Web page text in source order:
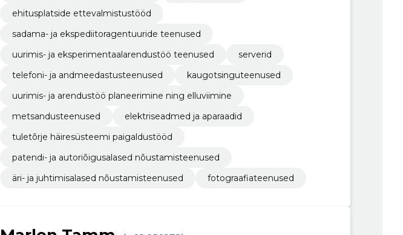
ehitusplatside ettevalmistustööd
sadama- ja ekspediitoragentuuride teenused
uurimis- ja eksperimentaalarendustöö teenused
serverid
telefoni- ja andmeedastusteenused
kaugotsinguteenused
uurimis- ja arendustöö planeerimine ning elluviimine
metsandusteenused
elektriseadmed ja aparaadid
tuletõrje häiresüsteemi paigaldustööd
patendi- ja autoriõigusalased nõustamisteenused
äri- ja juhtimisalased nõustamisteenused
fotograafiateenused